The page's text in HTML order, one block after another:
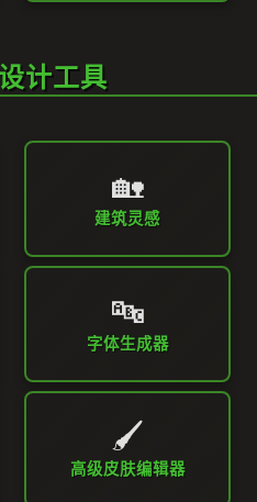
计工具
🏡
建筑灵感
🔤
字体生成器
🖌️
高级皮肤编辑器